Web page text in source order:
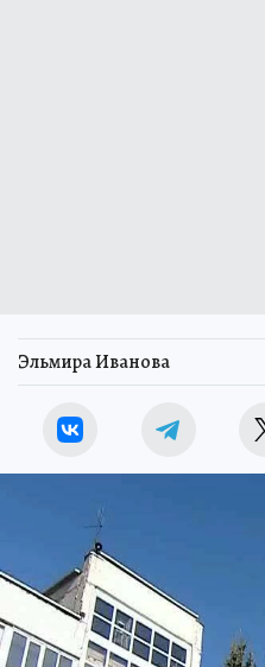
Эльмира Иванова